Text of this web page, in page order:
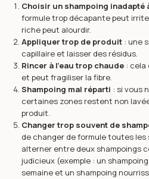
Choisir un shampoing inadapté
formule trop décapante peut
riche peut alourdir.
Appliquer trop de produit: une
capillaire et laisser des résidus.
Rincer à l’eau trop chaude: cela
et peut fragiliser la fibre.
Shampoing mal réparti : si vous
certaines zones restent non
produit.
Changer trop souvent de
de changer de formule toutes les
alterner entre deux shampoings
judicieux (exemple : un
semaine et un shampoing